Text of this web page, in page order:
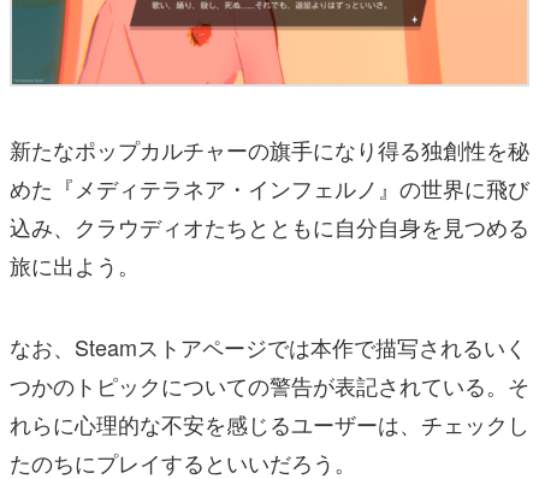
新たなポップカルチャーの旗手になり得る独創性を秘
めた『メディテラネア・インフェルノ』の世界に飛び
込み、クラウディオたちとともに自分自身を見つめる
旅に出よう。
なお、Steamストアページでは本作で描写されるいく
つかのトピックについての警告が表記されている。そ
れらに心理的な不安を感じるユーザーは、チェックし
たのちにプレイするといいだろう。